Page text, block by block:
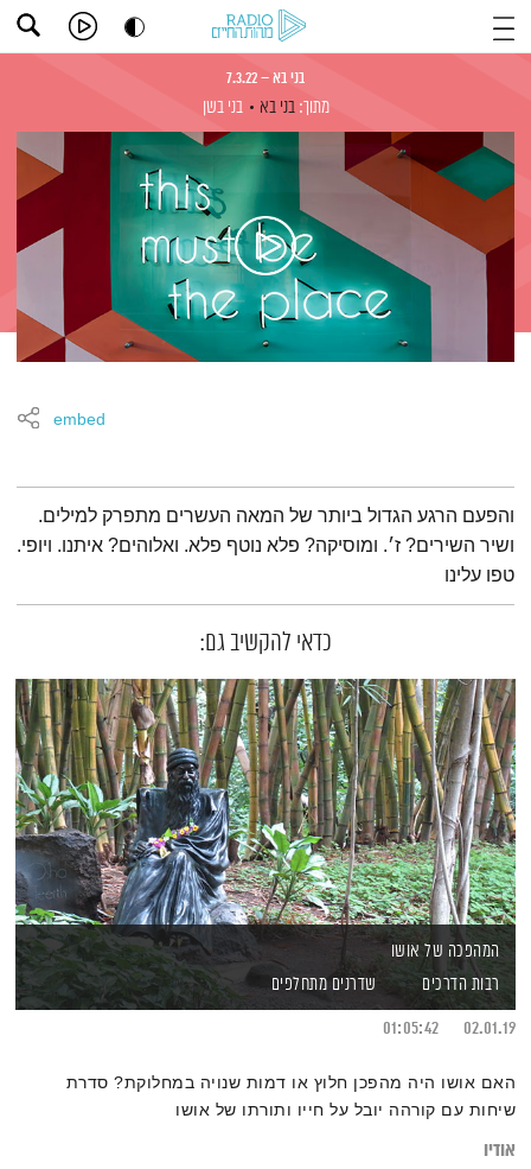
בני בא – 7.3.22
מתוך: בני בא בני בשן
embed
תמצית הפודקאסט
והפעם הרגע הגדול ביותר של המאה העשרים מתפרק למילים.
ושיר השירים? ז׳. ומוסיקה? פלא נוטף פלא. ואלוהים? איתנו. ויופי.
טפו עלינו
כדאי להקשיב גם:
המהפכה של אושו
רבות הדרכים
שדרנים מתחלפים
02.01.19
01:05:42
האם אושו היה מהפכן חלוץ או דמות שנויה במחלוקת? סדרת
שיחות עם קורהה יובל על חייו ותורתו של אושו
אודיו